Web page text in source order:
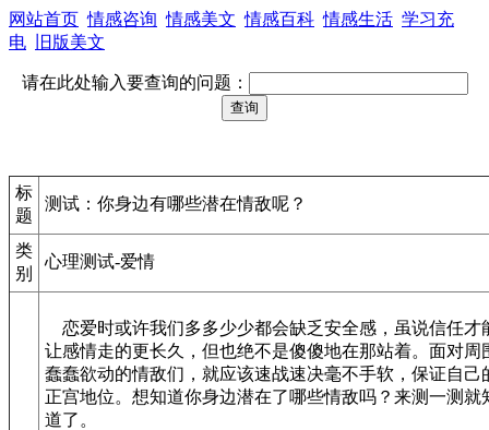
网站首页 情感咨询 情感美文 情感百科 情感生活 学习充
电
旧版美文
请在此处输入要查询的问题：
标
题
测试：你身边有哪些潜在情敌呢？
类
别
心理测试-爱情
恋爱时或许我们多多少少都会缺乏安全感，虽说信任才
让感情走的更长久，但也绝不是傻傻地在那站着。面对周
蠢蠢欲动的情敌们，就应该速战速决毫不手软，保证自己
正宫地位。想知道你身边潜在了哪些情敌吗？来测一测就
道了。